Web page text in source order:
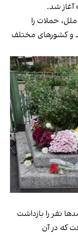
حملات را
و کشورهای مختلف
نفر را بازداشت
که در آن